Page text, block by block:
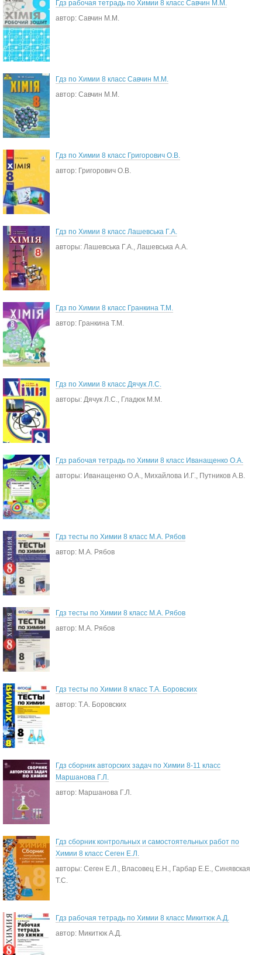
Гдз рабочая тетрадь по Химии 8 класс Савчин М.М.
автор: Савчин М.М.
Гдз по Химии 8 класс Савчин М.М.
автор: Савчин М.М.
Гдз по Химии 8 класс Григорович О.В.
автор: Григорович О.В.
Гдз по Химии 8 класс Лашевська Г.А.
авторы: Лашевська Г.А., Лашевська А.А.
Гдз по Химии 8 класс Гранкина Т.М.
автор: Гранкина Т.М.
Гдз по Химии 8 класс Дячук Л.С.
авторы: Дячук Л.С., Гладюк М.М.
Гдз рабочая тетрадь по Химии 8 класс Иванащенко О.А.
авторы: Иванащенко О.А., Михайлова И.Г., Путников А.В.
Гдз тесты по Химии 8 класс М.А. Рябов
автор: М.А. Рябов
Гдз тесты по Химии 8 класс М.А. Рябов
автор: М.А. Рябов
Гдз тесты по Химии 8 класс Т.А. Боровских
автор: Т.А. Боровских
Гдз сборник авторских задач по Химии 8-11 класс
Маршанова Г.Л.
автор: Маршанова Г.Л.
Гдз сборник контрольных и самостоятельных работ по
Химии 8 класс Сеген Е.Л.
авторы: Сеген Е.Л., Власовец Е.Н., Гарбар Е.Е., Синявская
Т.С.
Гдз рабочая тетрадь по Химии 8 класс Микитюк А.Д.
автор: Микитюк А.Д.